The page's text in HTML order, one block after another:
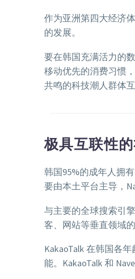
作为亚洲第四大经济
的发展。
要在韩国充满活力的
移动优先的消费习惯
共鸣的科技潮人群体互
极具互联性
韩国95%的成年人拥
要由本土平台主导，
与主要的全球搜索引
客、网站等垂直领域的
KakaoTalk 在韩国各
能。KakaoTalk 和